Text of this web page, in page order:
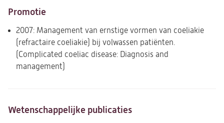
Promotie
2007: Management van ernstige vormen van coeliakie
(refractaire coeliakie) bij volwassen patiënten.
(Complicated coeliac disease: Diagnosis and
management)
Wetenschappelijke publicaties